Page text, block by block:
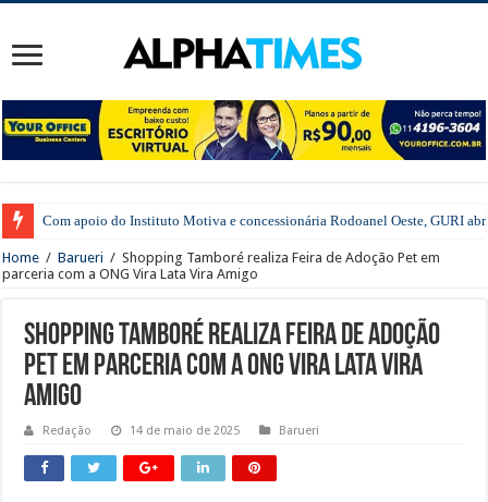
Com apoio do Instituto Motiva e concessionária Rodoanel Oeste, GURI
Em Barueri, Ipem-SP fiscaliza veículos que transportam produtos perigosos
Home / Barueri / Shopping Tamboré realiza Feira de Adoção Pet em
parceria com a ONG Vira Lata Vira Amigo
Shopping Tamboré realiza Feira de Adoção
Pet em parceria com a ONG Vira Lata Vira
Amigo
Redação 14 de maio de 2025 Barueri